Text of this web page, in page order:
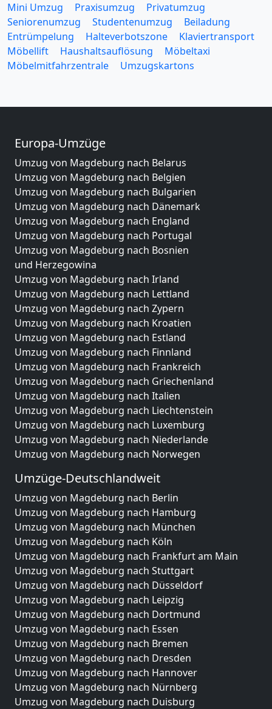
Mini Umzug
Praxisumzug
Privatumzug
Seniorenumzug
Studentenumzug
Beiladung
Entrümpelung
Halteverbotszone
Klaviertransport
Möbellift
Haushaltsauflösung
Möbeltaxi
Möbelmitfahrzentrale
Umzugskartons
Europa-Umzüge
Umzug von Magdeburg nach Belarus
Umzug von Magdeburg nach Belgien
Umzug von Magdeburg nach Bulgarien
Umzug von Magdeburg nach Dänemark
Umzug von Magdeburg nach England
Umzug von Magdeburg nach Portugal
Umzug von Magdeburg nach Bosnien
und Herzegowina
Umzug von Magdeburg nach Irland
Umzug von Magdeburg nach Lettland
Umzug von Magdeburg nach Zypern
Umzug von Magdeburg nach Kroatien
Umzug von Magdeburg nach Estland
Umzug von Magdeburg nach Finnland
Umzug von Magdeburg nach Frankreich
Umzug von Magdeburg nach Griechenland
Umzug von Magdeburg nach Italien
Umzug von Magdeburg nach Liechtenstein
Umzug von Magdeburg nach Luxemburg
Umzug von Magdeburg nach Niederlande
Umzug von Magdeburg nach Norwegen
Umzüge-Deutschlandweit
Umzug von Magdeburg nach Berlin
Umzug von Magdeburg nach Hamburg
Umzug von Magdeburg nach München
Umzug von Magdeburg nach Köln
Umzug von Magdeburg nach Frankfurt am Main
Umzug von Magdeburg nach Stuttgart
Umzug von Magdeburg nach Düsseldorf
Umzug von Magdeburg nach Leipzig
Umzug von Magdeburg nach Dortmund
Umzug von Magdeburg nach Essen
Umzug von Magdeburg nach Bremen
Umzug von Magdeburg nach Dresden
Umzug von Magdeburg nach Hannover
Umzug von Magdeburg nach Nürnberg
Umzug von Magdeburg nach Duisburg